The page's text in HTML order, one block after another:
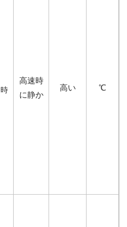
時
高速時
に静か
高い ℃